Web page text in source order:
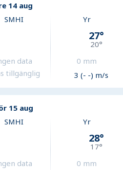
14 aug
SMHI
data
tillgänglig
Yr
27°
20°
0 mm
3 (- -) m/s
15 aug
SMHI
data
Yr
28°
17°
0 mm